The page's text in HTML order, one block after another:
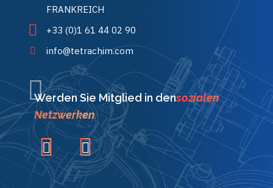
FRANKREICH
+33 (0)1 61 44 02 90
info@tetrachim.com
Werden Sie Mitglied in densozialen
Netzwerken